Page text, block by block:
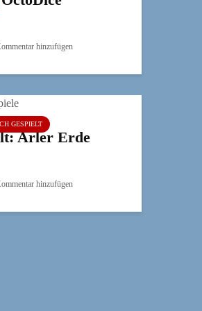
hinzufügen
GESPIELT
Arler Erde
hinzufügen